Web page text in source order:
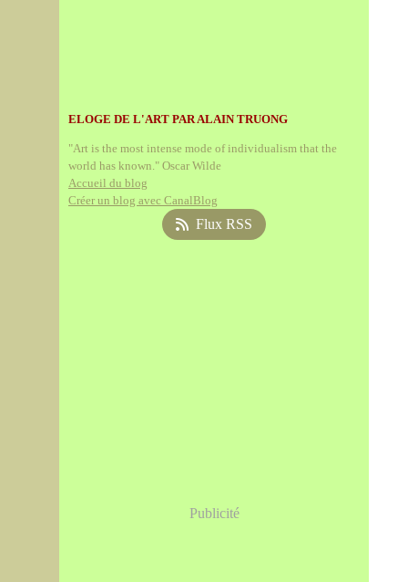
ELOGE DE L'ART PAR ALAIN TRUONG
"Art is the most intense mode of individualism that the
world has known." Oscar Wilde
Accueil du blog
Créer un blog avec CanalBlog
Flux RSS
Publicité